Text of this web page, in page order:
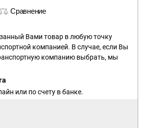
Сравнение
Вами товар в любую точку
компанией. В случае, если Вы
компанию выбрать, мы
или по счету в банке.